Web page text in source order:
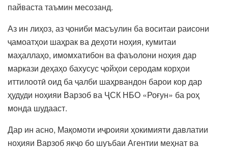
пайваста таъмин месозанд.
Аз ин лиҳоз, аз ҷониби масъулин ба воситаи раисони
ҷамоатҳои шаҳрак ва деҳоти ноҳия, кумитаи
маҳаллаҳо, имомхатибон ва фаъолони ноҳия дар
маркази деҳаҳо бахусус ҷойҳои серодам корҳои
иттилоотӣ оид ба ҷалби шаҳрвандон барои кор дар
ҳудуди ноҳияи Варзоб ва ҶСК НБО «Роғун» ба роҳ
монда шудааст.
Дар ин асно, Мақомоти иҷроияи ҳокимияти давлатии
ноҳияи Варзоб якҷо бо шуъбаи Агентии меҳнат ва